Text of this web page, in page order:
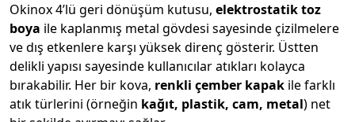
Okinox 4’lü geri dönüşüm kutusu, elektrostatik toz
boya ile kaplanmış metal gövdesi sayesinde çizilmelere
ve dış etkenlere karşı yüksek direnç gösterir. Üstten
delikli yapısı sayesinde kullanıcılar atıkları kolayca
bırakabilir. Her bir kova, renkli çember kapak ile farklı
atık türlerini (örneğin kağıt, plastik, cam, metal) net